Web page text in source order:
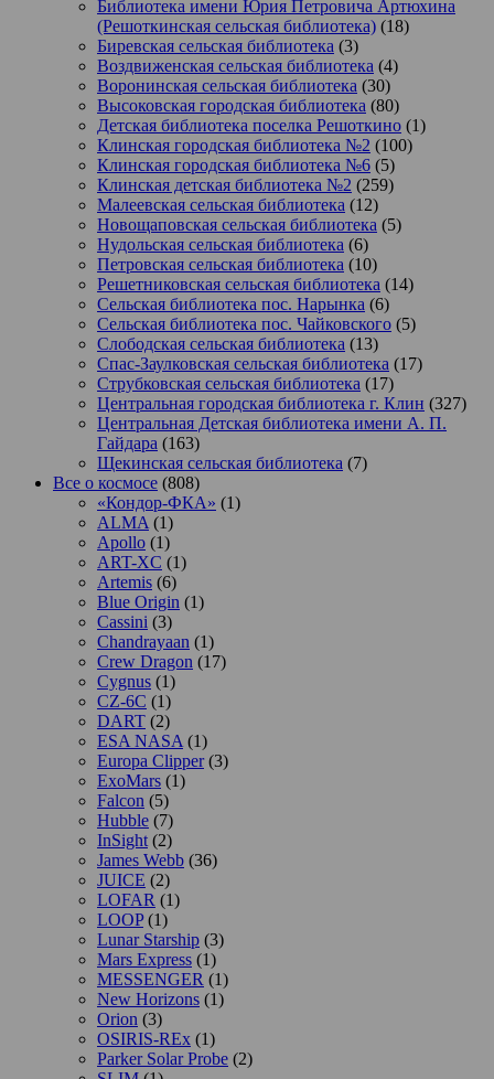
Библиотека имени Юрия Петровича Артюхина
(Решоткинская сельская библиотека) (18)
Биревская сельская библиотека (3)
Воздвиженская сельская библиотека (4)
Воронинская сельская библиотека (30)
Высоковская городская библиотека (80)
Детская библиотека поселка Решоткино (1)
Клинская городская библиотека №2 (100)
Клинская городская библиотека №6 (5)
Клинская детская библиотека №2 (259)
Малеевская сельская библиотека (12)
Новощаповская сельская библиотека (5)
Нудольская сельская библиотека (6)
Петровская сельская библиотека (10)
Решетниковская сельская библиотека (14)
Сельская библиотека пос. Нарынка (6)
Сельская библиотека пос. Чайковского (5)
Слободская сельская библиотека (13)
Спас-Заулковская сельская библиотека (17)
Струбковская сельская библиотека (17)
Центральная городская библиотека г. Клин (327)
Центральная Детская библиотека имени А. П.
Гайдара (163)
Щекинская сельская библиотека (7)
Все о космосе (808)
«Кондор-ФКА» (1)
ALMA (1)
Apollo (1)
ART-XC (1)
Artemis (6)
Blue Origin (1)
Cassini (3)
Chandrayaan (1)
Crew Dragon (17)
Cygnus (1)
CZ-6C (1)
DART (2)
ESA NASA (1)
Europa Clipper(3)
ExoMars (1)
Falcon (5)
Hubble (7)
InSight (2)
James Webb (36)
JUICE (2)
LOFAR (1)
LOOP(1)
Lunar Starship (3)
Mars Express (1)
MESSENGER (1)
New Horizons (1)
Orion (3)
OSIRIS-REx (1)
Parker Solar Probe (2)